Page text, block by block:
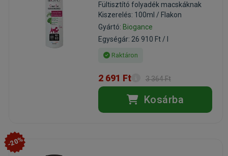
Fültisztító folyadék macskáknak
Kiszerelés: 100ml / Flakon
Gyártó: Biogance
Egységár: 26 910 Ft / l
Raktáron
2 691 Ft 3 364 Ft
Kosárba
-20%